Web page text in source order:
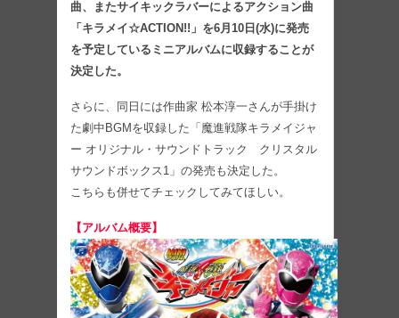
曲、またサイキックラバーによるアクション曲
「キラメイ☆ACTION!!」を6月10日(水)に発売
を予定しているミニアルバムに収録することが
決定した。
さらに、同日には作曲家 松本淳一さんが手掛け
た劇中BGMを収録した「魔進戦隊キラメイジャ
ー オリジナル・サウンドトラック クリスタル
サウンドボックス1」の発売も決定した。
こちらも併せてチェックしてみてほしい。
【アルバム概要】